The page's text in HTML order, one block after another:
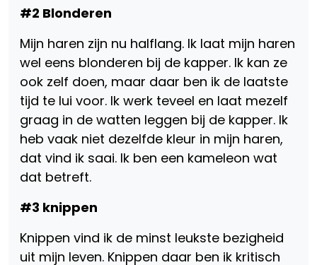
#2 Blonderen
Mijn haren zijn nu halflang. Ik laat mijn haren
wel eens blonderen bij de kapper. Ik kan ze
ook zelf doen, maar daar ben ik de laatste
tijd te lui voor. Ik werk teveel en laat mezelf
graag in de watten leggen bij de kapper. Ik
heb vaak niet dezelfde kleur in mijn haren,
dat vind ik saai. Ik ben een kameleon wat
dat betreft.
#3 knippen
Knippen vind ik de minst leukste bezigheid
uit mijn leven. Knippen daar ben ik kritisch